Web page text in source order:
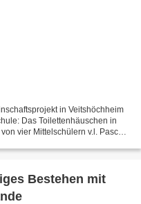
in Veitshöchheim
Das Toilettenhäuschen in
vier Mittelschülern v.l. Pascal
Bestehen mit